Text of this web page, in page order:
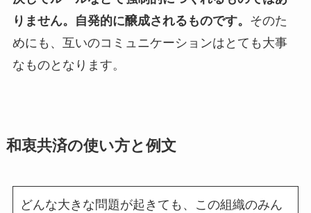
りません。自発的に醸成されるものです。 そのた
めにも、互いのコミュニケーションはとても大事
なものとなります。
和衷共済の使い方と例文
どんな大きな問題が起きても、この組織のみん